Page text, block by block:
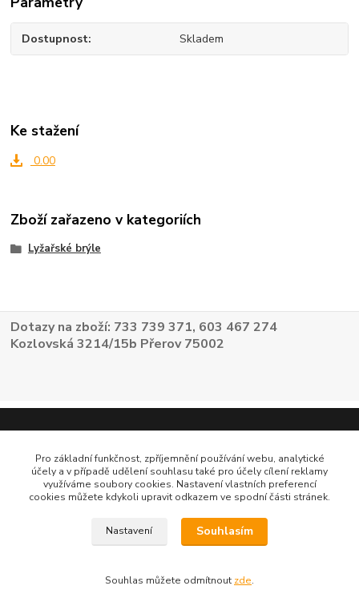
Dostupnost Skladem
Ke stažení
0.00
Zboží zařazeno v kategoriích
Lyžařské brýle
Dotazy na zboží: 733 739 371, 603 467 274
Kozlovská 3214/15b Přerov 75002
Pro základní funkčnost, zpříjemnění používání webu, analytické
účely a v případě udělení souhlasu také pro účely cílení reklamy
využíváme soubory cookies. Nastavení vlastních preferencí
cookies můžete kdykoli upravit odkazem ve spodní části stránek.
Nastavení Souhlasím
Souhlas můžete odmítnout zde.